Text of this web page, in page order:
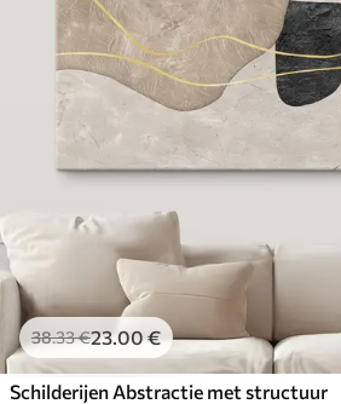
38.33€23.00€
Schilderijen Abstractie met structuur